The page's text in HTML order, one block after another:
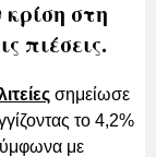
κρίση στη
πιέσεις.
σημείωσε
το 4,2%
με